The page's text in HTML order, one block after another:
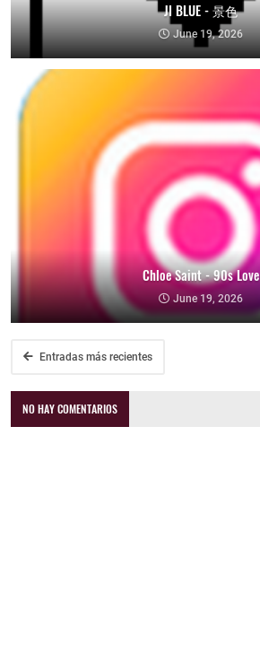
JI BLUE - 景色
June 19, 2026
Chloe Saint - 90s Love
June 19, 2026
Entradas más recientes
NO HAY COMENTARIOS